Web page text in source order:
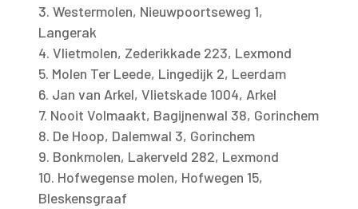
3. Westermolen, Nieuwpoortseweg 1,
Langerak
4. Vlietmolen, Zederikkade 223, Lexmond
5. Molen Ter Leede, Lingedijk 2, Leerdam
6. Jan van Arkel, Vlietskade 1004, Arkel
7. Nooit Volmaakt, Bagijnenwal 38, Gorinchem
8. De Hoop, Dalemwal 3, Gorinchem
9. Bonkmolen, Lakerveld 282, Lexmond
10. Hofwegense molen, Hofwegen 15,
Bleskensgraaf